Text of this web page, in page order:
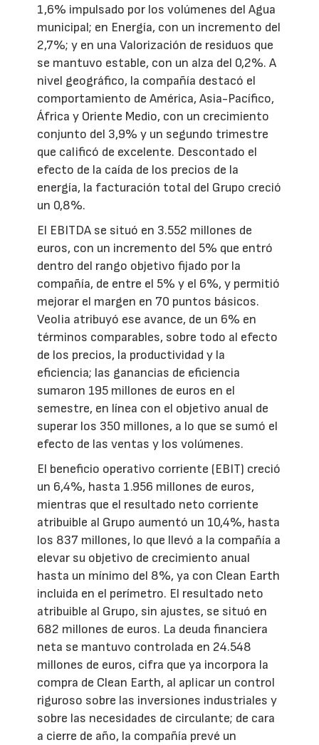
1,6% impulsado por los volúmenes del Agua
municipal; en Energía, con un incremento del
2,7%; y en una Valorización de residuos que
se mantuvo estable, con un alza del 0,2%. A
nivel geográfico, la compañía destacó el
comportamiento de América, Asia-Pacífico,
África y Oriente Medio, con un crecimiento
conjunto del 3,9% y un segundo trimestre
que calificó de excelente. Descontado el
efecto de la caída de los precios de la
energía, la facturación total del Grupo creció
un 0,8%.
El EBITDA se situó en 3.552 millones de
euros, con un incremento del 5% que entró
dentro del rango objetivo fijado por la
compañía, de entre el 5% y el 6%, y permitió
mejorar el margen en 70 puntos básicos.
Veolia atribuyó ese avance, de un 6% en
términos comparables, sobre todo al efecto
de los precios, la productividad y la
eficiencia; las ganancias de eficiencia
sumaron 195 millones de euros en el
semestre, en línea con el objetivo anual de
superar los 350 millones, a lo que se sumó el
efecto de las ventas y los volúmenes.
El beneficio operativo corriente (EBIT) creció
un 6,4%, hasta 1.956 millones de euros,
mientras que el resultado neto corriente
atribuible al Grupo aumentó un 10,4%, hasta
los 837 millones, lo que llevó a la compañía a
elevar su objetivo de crecimiento anual
hasta un mínimo del 8%, ya con Clean Earth
incluida en el perímetro. El resultado neto
atribuible al Grupo, sin ajustes, se situó en
682 millones de euros. La deuda financiera
neta se mantuvo controlada en 24.548
millones de euros, cifra que ya incorpora la
compra de Clean Earth, al aplicar un control
riguroso sobre las inversiones industriales y
sobre las necesidades de circulante; de cara
a cierre de año, la compañía prevé un